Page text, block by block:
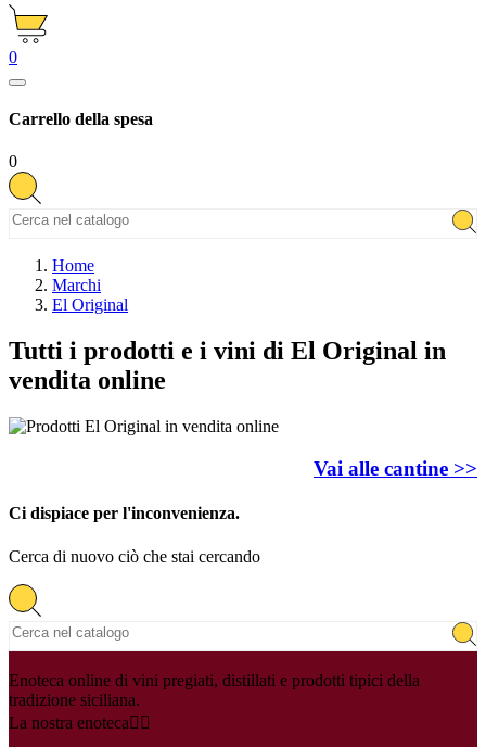
0
Carrello della spesa
0
Home
Marchi
El Original
Tutti i prodotti e i vini di El Original in
vendita online
Vai alle cantine >>
Ci dispiace per l'inconvenienza.
Cerca di nuovo ciò che stai cercando
Enoteca online di vini pregiati, distillati e prodotti tipici della
tradizione siciliana.
La nostra enoteca 